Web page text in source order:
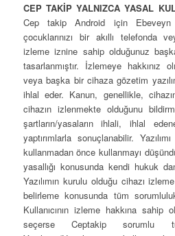
CEP TAKİP YALNIZCA YASAL
Cep takip Android için Ebeveyn
çocuklarınızı bir akıllı telefonda
izleme iznine sahip olduğunuz
tasarlanmıştır. İzlemeye hakkınız
veya başka bir cihaza gözetim
ihlal eder. Kanun, genellikle, cihazın
cihazın izlenmekte olduğunu
şartların/yasaların ihlali, ihlal
yaptırımlarla sonuçlanabilir.
kullanmadan önce kullanmayı
yasallığı konusunda kendi hukuk
Yazılımın kurulu olduğu cihazı
belirleme konusunda tüm
Kullanıcının izleme hakkına sahip
seçerse Ceptakip sorumlu